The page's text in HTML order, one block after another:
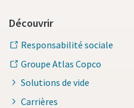
Découvrir
Responsabilité sociale
Groupe Atlas Copco
Solutions de vide
Carrières